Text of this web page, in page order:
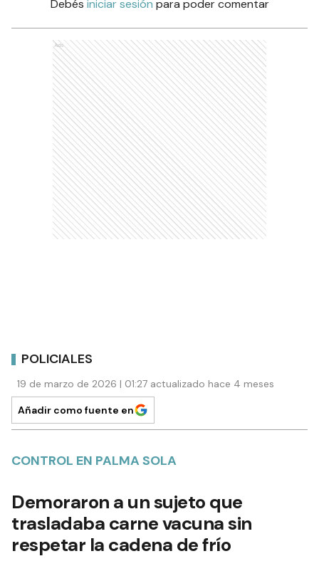
Debés iniciar sesión para poder comentar
Ads
POLICIALES
19 de marzo de 2026 | 01:27 actualizado hace 4 meses
Añadir como fuente en
CONTROL EN PALMA SOLA
Demoraron a un sujeto que
trasladaba carne vacuna sin
respetar la cadena de frío